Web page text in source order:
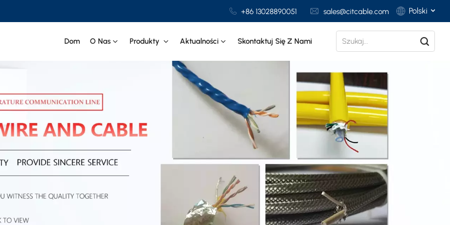
+86 13028890051 sales@citcable.com Polski
Deutsch
Italiano
Español
Dom O Nas Produkty Aktualności Skontaktuj Się Z Nami